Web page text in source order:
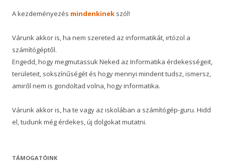
A kezdeményezés mindenkinek szól!
Várunk akkor is, ha nem szereted az informatikát, irtózol a
számítógéptől.
Engedd, hogy megmutassuk Neked az Informatika érdekességeit,
területeit, sokszínűségét és hogy mennyi mindent tudsz, ismersz,
amiről nem is gondoltad volna, hogy informatika.
Várunk akkor is, ha te vagy az iskolában a számítógép-guru. Hidd
el, tudunk még érdekes, új dolgokat mutatni.
TÁMOGATÓINK